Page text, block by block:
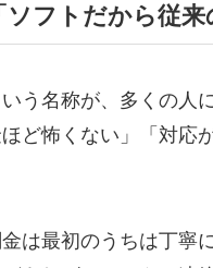
ソフトだから従
いう名称が、多くの
ど怖くない」「対応
は最初のうちは丁寧